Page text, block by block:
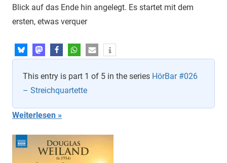
Blick auf das Ende hin angelegt. Es startet mit dem
ersten, etwas verquer
This entry is part 1 of 5 in the series HörBar #026
– Streichquartette
Weiterlesen